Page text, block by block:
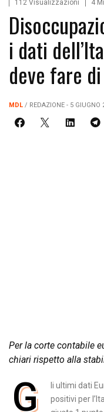
112 Visualizzazioni 4
i dati
deve fare
MDL / REDAZIONE - 5 GIUGNO
Per la corte contabile
chiari rispetto alla
G
li ultimi dati
positivi per